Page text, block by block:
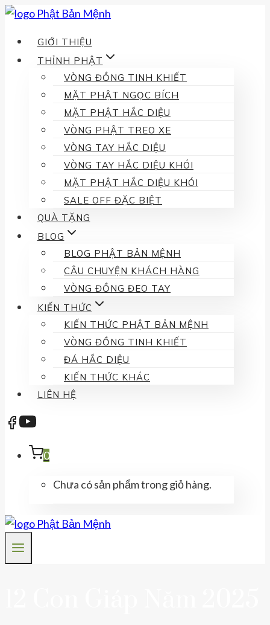
Skip
contentGIỚI THIỆU
THỈNH PHẬT
VÒNG ĐỒNG TINH KHIẾT
MẶT PHẬT NGỌC BÍCH
MẶT PHẬT HẮC DIỆU
VÒNG PHẬT TREO XE
VÒNG TAY HẮC DIỆU
VÒNG TAY HẮC DIỆU KHÓI
MẶT PHẬT HẮC DIỆU KHÓI
SALE OFF ĐẶC BIỆT
QUÀ TẶNG
BLOG
BLOG PHẬT BẢN MỆNH
CÂU CHUYỆN KHÁCH HÀNG
VÒNG ĐỒNG ĐEO TAY
KIẾN THỨC
KIẾN THỨC PHẬT BẢN MỆNH
VÒNG ĐỒNG TINH KHIẾT
ĐÁ HẮC DIỆU
KIẾN THỨC KHÁC
LIÊN HỆ
0
Chưa có sản phẩm trong giỏ hàng.